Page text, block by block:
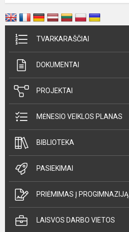
TVARKARAŠČIAI
DOKUMENTAI
PROJEKTAI
MĖNESIO VEIKLOS PLANAS
BIBLIOTEKA
PASIEKIMAI
PRIĖMIMAS Į PROGIMNAZIJĄ
LAISVOS DARBO VIETOS